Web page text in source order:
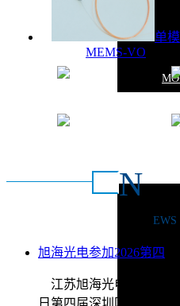
单模
MEMS-VO
N
EWS
旭海光电参加2026第四
江苏旭海光电科技有限